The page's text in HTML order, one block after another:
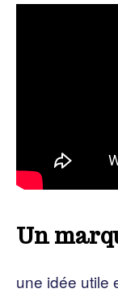
Un
une idée utile